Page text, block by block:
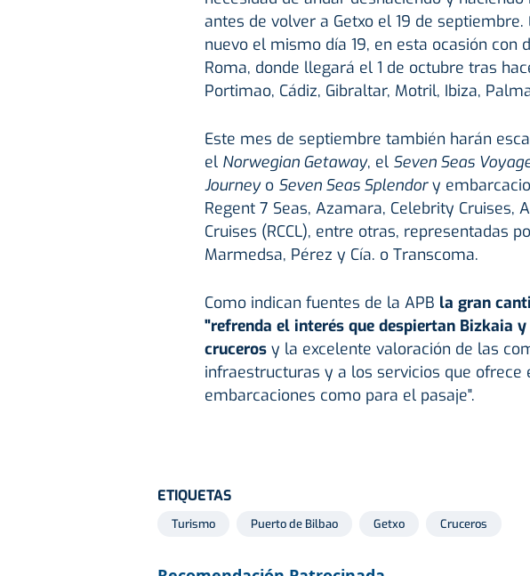
antes de volver a Getxo el 19 de septiembre.
nuevo el mismo día 19, en esta ocasión con
Roma, donde llegará el 1 de octubre tras
Portimao, Cádiz, Gibraltar, Motril, Ibiza,
Este mes de septiembre también harán
el Norwegian Getaway, el Seven Seas
Journeyo Seven Seas Splendory
Regent 7 Seas, Azamara, Celebrity Cruises,
Cruises (RCCL), entre otras, representadas
Marmedsa, Pérez y Cía. o Transcoma.
Como indican fuentes de la APB la gran
"refrenda el interés que despiertan Bizkaia
cruceros y la excelente valoración de las
infraestructuras y a los servicios que ofrece
embarcaciones como para el pasaje".
ETIQUETAS
Turismo Puerto de Bilbao Getxo Cruceros